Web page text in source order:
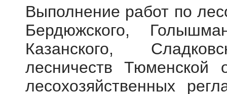
Выполнение работ по
Бердюжского,
Казанского,
лесничеств Тюменской
лесохозяйственных